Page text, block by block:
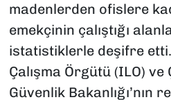
madenlerden ofislere
emekçinin çalıştığı
istatistiklerle deşifre
Çalışma Örgütü (ILO) ve
Güvenlik Bakanlığı’nın